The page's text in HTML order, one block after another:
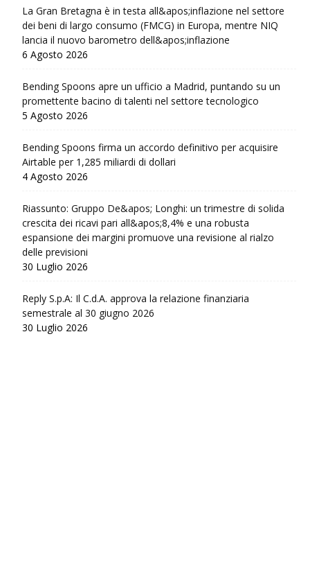
La Gran Bretagna è in testa all&apos;inflazione nel settore
dei beni di largo consumo (FMCG) in Europa, mentre NIQ
lancia il nuovo barometro dell&apos;inflazione
6 Agosto 2026
Bending Spoons apre un ufficio a Madrid, puntando su un
promettente bacino di talenti nel settore tecnologico
5 Agosto 2026
Bending Spoons firma un accordo definitivo per acquisire
Airtable per 1,285 miliardi di dollari
4 Agosto 2026
Riassunto: Gruppo De&apos; Longhi: un trimestre di solida
crescita dei ricavi pari all&apos;8,4% e una robusta
espansione dei margini promuove una revisione al rialzo
delle previsioni
30 Luglio 2026
Reply S.p.A: Il C.d.A. approva la relazione finanziaria
semestrale al 30 giugno 2026
30 Luglio 2026